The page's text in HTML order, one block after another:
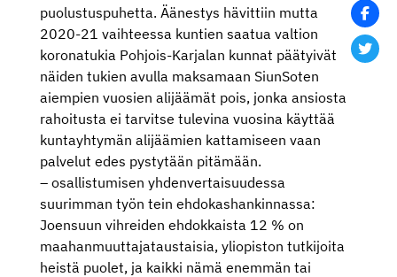
puolustuspuhetta. Äänestys hävittiin mutta
2020-21 vaihteessa kuntien saatua valtion
koronatukia Pohjois-Karjalan kunnat päätyivät
näiden tukien avulla maksamaan SiunSoten
aiempien vuosien alijäämät pois, jonka ansiosta
rahoitusta ei tarvitse tulevina vuosina käyttää
kuntayhtymän alijäämien kattamiseen vaan
palvelut edes pystytään pitämään.
– osallistumisen yhdenvertaisuudessa
suurimman työn tein ehdokashankinnassa:
Joensuun vihreiden ehdokkaista 12 % on
maahanmuuttajataustaisia, yliopiston tutkijoita
heistä puolet, ja kaikki nämä enemmän tai